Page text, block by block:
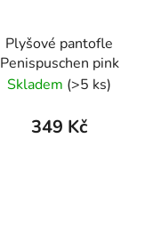
Plyšové pantofle
Penispuschen pink
Skladem (>5 ks)
349 Kč